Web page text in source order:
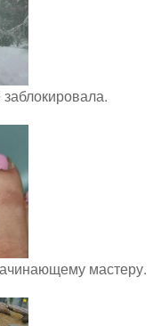
мастеру.